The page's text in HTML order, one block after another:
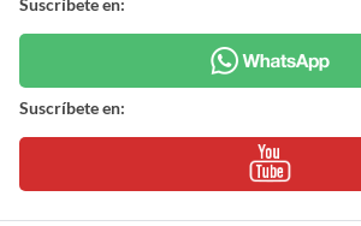
Suscríbete en: